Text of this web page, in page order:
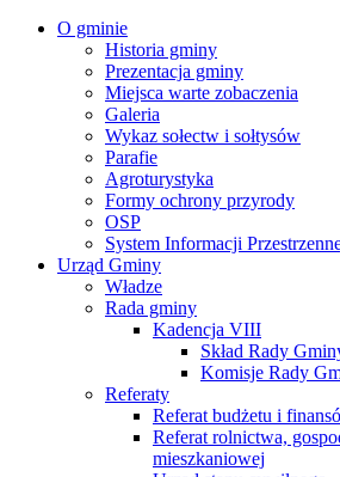
O gminie
Historia gminy
Prezentacja gminy
Miejsca warte zobaczenia
Galeria
Wykaz sołectw i sołtysów
Parafie
Agroturystyka
Formy ochrony przyrody
OSP
System Informacji
Urząd Gminy
Władze
Rada gminy
Kadencja VIII
Skład Rady
Komisje Rady
Referaty
Referat budżetu i
Referat rolnictwa,
mieszkaniowej